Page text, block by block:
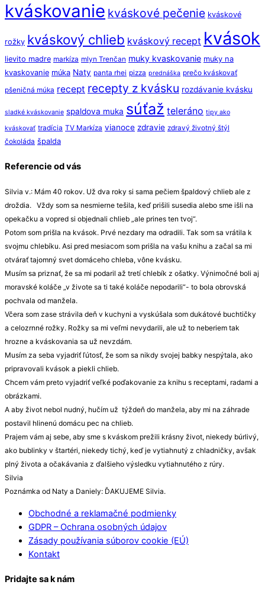
kváskovanie kváskové pečenie kváskové
rožky kváskový chlieb kváskový recept kvások
lievito madre markíza mlyn Trenčan muky kvaskovanie muky na
kvaskovanie múka Naty panta rhei pizza prednáška prečo kváskovať
pšeničná múka recept recepty z kvásku rozdávanie kvásku
sladké kváskovanie spaldova muka súťaž teleráno tipy ako
kváskovať tradícia TV Markíza vianoce zdravie zdravý životný štýl
čokoláda špalda
Referencie od vás
Silvia v.: Mám 40 rokov. Už dva roky si sama pečiem špaldový chlieb ale z
droždia. Vždy som sa nesmierne tešila, keď prišili susedia alebo sme išli na
opekačku a vopred si objednali chlieb „ale prines ten tvoj“.
Potom som prišla na kvások. Prvé nezdary ma odradili. Tak som sa vrátila k
svojmu chlebíku. Asi pred mesiacom som prišla na vašu knihu a začal sa mi
otvárať tajomný svet domáceho chleba, vône kvásku.
Musím sa priznať, že sa mi podaril až tretí chlebík z ošatky. Výnimočné boli aj
moravské koláče „v živote sa ti také koláče nepodarili“- to bola obrovská
pochvala od manžela.
Včera som zase strávila deň v kuchyni a vyskúšala som dukátové buchtičky
a celozrnné rožky. Rožky sa mi veľmi nevydarili, ale už to neberiem tak
hrozne a kváskovania sa už nevzdám.
Musím za seba vyjadriť ľútosť, že som sa nikdy svojej babky nespýtala, ako
pripravovali kvások a piekli chlieb.
Chcem vám preto vyjadriť veľké poďakovanie za knihu s receptami, radami a
obrázkami.
A aby život nebol nudný, hučím už týždeň do manžela, aby mi na záhrade
postavil hlinenú domácu pec na chlieb.
Prajem vám aj sebe, aby sme s kváskom prežili krásny život, niekedy búrlivý,
ako bublinky v štartéri, niekedy tichý, keď je vytiahnutý z chladničky, avšak
plný života a očakávania z ďalšieho výsledku vytiahnutého z rúry.
Silvia
Poznámka od Naty a Daniely: ĎAKUJEME Silvia.
Obchodné a reklamačné podmienky
GDPR – Ochrana osobných údajov
Zásady používania súborov cookie (EÚ)
Kontakt
Pridajte sa k nám